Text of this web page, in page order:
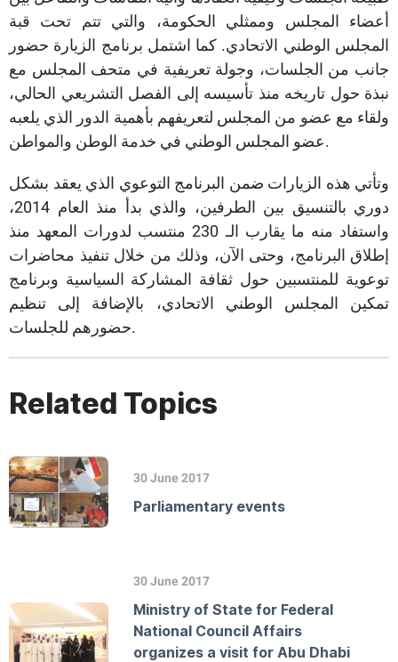
أعضاء المجلس وممثلي الحكومة، والتي تتم تحت قبة
المجلس الوطني الاتحادي. كما اشتمل برنامج الزيارة حضور
جانب من الجلسات، وجولة تعريفية في متحف المجلس مع
نبذة حول تاريخه منذ تأسيسه إلى الفصل التشريعي الحالي،
ولقاء مع عضو من المجلس لتعريفهم بأهمية الدور الذي يلعبه
عضو المجلس الوطني في خدمة الوطن والمواطن.
وتأتي هذه الزيارات ضمن البرنامج التوعوي الذي يعقد بشكل
دوري بالتنسيق بين الطرفين، والذي بدأ منذ العام 2014،
واستفاد منه ما يقارب الـ 230 منتسب لدورات المعهد منذ
إطلاق البرنامج، وحتى الآن، وذلك من خلال تنفيذ محاضرات
توعوية للمنتسبين حول ثقافة المشاركة السياسية وبرنامج
تمكين المجلس الوطني الاتحادي، بالإضافة إلى تنظيم
حضورهم للجلسات.
Related Topics
30 June 2017
Parliamentary events
30 June 2017
Ministry of State for Federal
National Council Affairs
organizes a visit for Abu Dhabi